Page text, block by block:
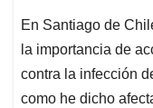
En Santiago de
la importancia de
contra la infección
como he dicho